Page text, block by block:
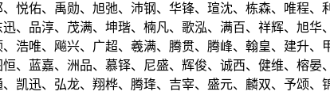
佑、禹勋、旭弛、沛钢、华锋、瑄沈、栋森、唯程、
、品淳、茂满、坤瑎、楠凡、歌泓、满百、祥辉、旭华
唯、飚兴、广超、羲满、腾贯、腾峰、翰皇、建升、
、蓝嘉、洲品、慕铎、尼盛、辉俊、诚西、健维、榕晏
凯迅、弘龙、翔桦、腾琒、吉宰、盛元、麟双、予颂、